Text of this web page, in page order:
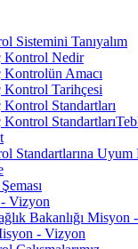
Sistemini Tanıyalım
Kontrol Nedir
Kontrolün Amacı
Kontrol Tarihçesi
Kontrol Standartları
Kontrol
Standartlarına Uyum
Vizyon
Bakanlığı Misyon
- Vizyon